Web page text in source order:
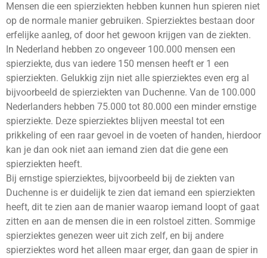
Mensen die een spierziekten hebben kunnen hun spieren niet
op de normale manier gebruiken. Spierziektes bestaan door
erfelijke aanleg, of door het gewoon krijgen van de ziekten.
In Nederland hebben zo ongeveer 100.000 mensen een
spierziekte, dus van iedere 150 mensen heeft er 1 een
spierziekten. Gelukkig zijn niet alle spierziektes even erg al
bijvoorbeeld de spierziekten van Duchenne. Van de 100.000
Nederlanders hebben 75.000 tot 80.000 een minder ernstige
spierziekte. Deze spierziektes blijven meestal tot een
prikkeling of een raar gevoel in de voeten of handen, hierdoor
kan je dan ook niet aan iemand zien dat die gene een
spierziekten heeft.
Bij ernstige spierziektes, bijvoorbeeld bij de ziekten van
Duchenne is er duidelijk te zien dat iemand een spierziekten
heeft, dit te zien aan de manier waarop iemand loopt of gaat
zitten en aan de mensen die in een rolstoel zitten. Sommige
spierziektes genezen weer uit zich zelf, en bij andere
spierziektes word het alleen maar erger, dan gaan de spier in